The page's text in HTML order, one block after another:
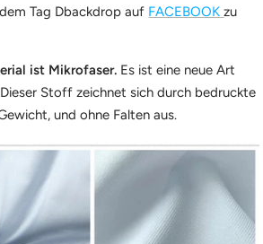
Tag Dbackdrop auf FACEBOOK zu
ist Mikrofaser. Es ist eine neue Art
Stoff zeichnet sich durch bedruckte
und ohne Falten aus.